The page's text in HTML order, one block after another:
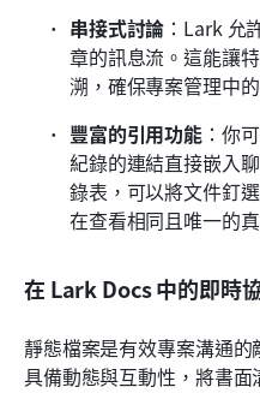
串接式討論 ：Lark 允
章的訊息流。這能讓
溯，確保專案管理中
豐富的引用功能 ：你
紀錄的連結直接嵌入
錄表，可以將文件釘
在查看相同且唯一的
在 Lark Docs 中的即時
靜態檔案是有效專案溝通的
具備動態與互動性，將書面